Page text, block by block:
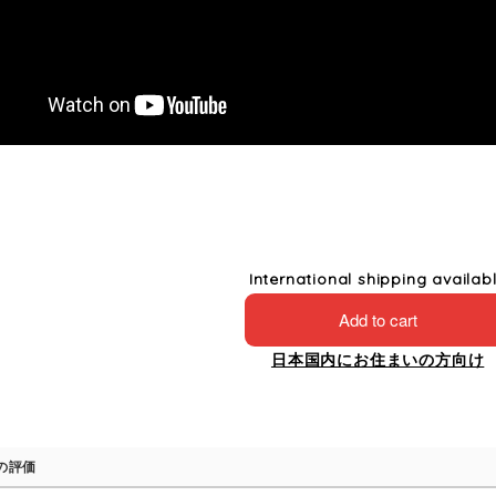
International shipping
Add to cart
日本国内にお住まいの方向け
評価